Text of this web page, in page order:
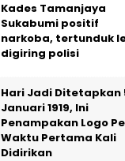
Kades Tamanjaya
Sukabumi positif
narkoba, tertunduk
digiring polisi
Hari Jadi Ditetapkan
Januari 1919, Ini
Penampakan Logo
Waktu Pertama Kali
Didirikan